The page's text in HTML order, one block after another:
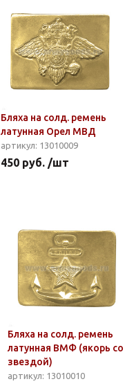
Бляха на солд. ремень
латунная Орел МВД
артикул: 13010009
450 руб. /шт
Бляха на солд. ремень
латунная ВМФ (якорь со
звездой)
артикул: 13010010